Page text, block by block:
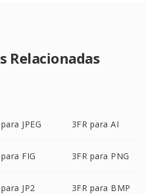
Relacionadas
JPEG 3FR para AI
FIG 3FR para PNG
JP2 3FR para BMP